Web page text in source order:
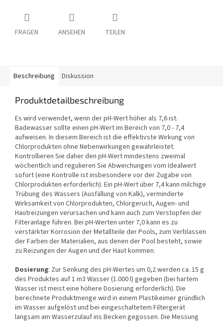
FRAGEN ANSEHEN TEILEN
Beschreibung Diskussion
Produktdetailbeschreibung
Es wird verwendet, wenn der pH-Wert höher als 7,6 ist.
Badewasser sollte einen pH-Wert im Bereich von 7,0 - 7,4
aufweisen. In diesem Bereich ist die effektivste Wirkung von
Chlorprodukten ohne Nebenwirkungen gewährleistet.
Kontrollieren Sie daher den pH-Wert mindestens zweimal
wöchentlich und regulieren Sie Abweichungen vom Idealwert
sofort (eine Kontrolle ist insbesondere vor der Zugabe von
Chlorprodukten erforderlich). Ein pH-Wert über 7,4 kann milchige
Trübung des Wassers (Ausfällung von Kalk), verminderte
Wirksamkeit von Chlorprodukten, Chlorgeruch, Augen- und
Hautreizungen verursachen und kann auch zum Verstopfen der
Filteranlage führen. Bei pH-Werten unter 7,0 kann es zu
verstärkter Korrosion der Metallteile der Pools, zum Verblassen
der Farben der Materialien, aus denen der Pool besteht, sowie
zu Reizungen der Augen und der Haut kommen.
Dosierung: Zur Senkung des pH-Wertes um 0,2 werden ca. 15 g
des Produktes auf 1 m3 Wasser (1.000 l) gegeben (bei hartem
Wasser ist meist eine höhere Dosierung erforderlich). Die
berechnete Produktmenge wird in einem Plastikeimer gründlich
im Wasser aufgelöst und bei eingeschaltetem Filtergerät
langsam am Wasserzulauf ins Becken gegossen. Die Messung